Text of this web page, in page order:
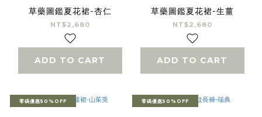
草藥圖鑑夏花裙-杏仁
NT$2,680
ADD TO CART
草藥圖鑑夏花裙-生薑
NT$2,680
ADD TO CART
零碼優惠50%OFF 零碼優惠50%OFF